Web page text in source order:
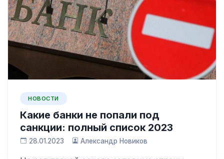
НОВОСТИ
Какие банки не попали под
санкции: полный список 2023
28.01.2023 Александр Новиков